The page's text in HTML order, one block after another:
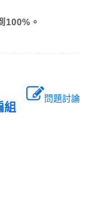
100%。
問題討論
組